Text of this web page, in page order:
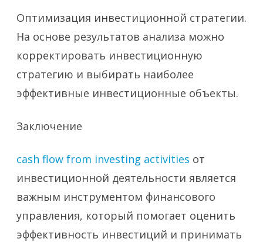
Оптимизация инвестиционной стратегии.
На основе результатов анализа можно
корректировать инвестиционную
стратегию и выбирать наиболее
эффективные инвестиционные объекты.
Заключение
cash flow from investing activities от
инвестиционной деятельности является
важным инструментом финансового
управления, который помогает оценить
эффективность инвестиций и принимать